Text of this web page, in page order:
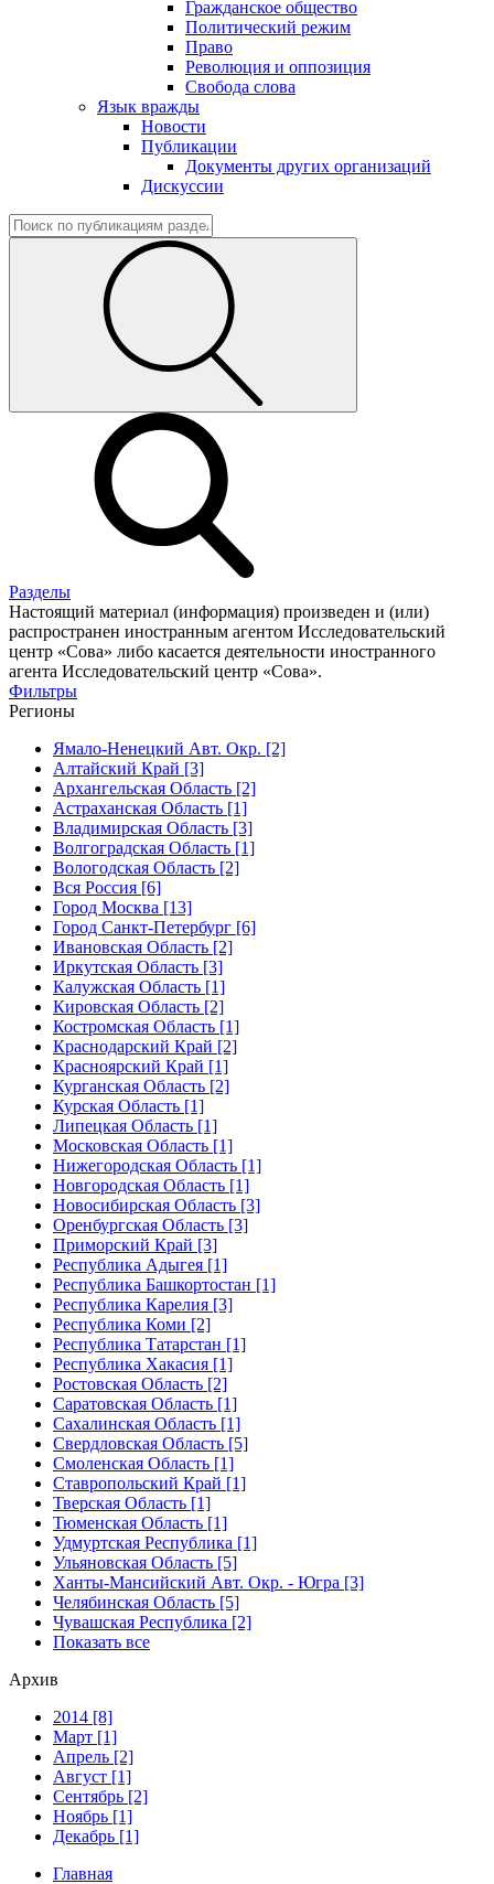
Гражданское общество
Политический режим
Право
Революция и оппозиция
Свобода слова
Язык вражды
Новости
Публикации
Документы других организаций
Дискуссии
Разделы
Настоящий материал (информация) произведен и (или)
распространен иностранным агентом Исследовательский
центр «Сова» либо касается деятельности иностранного
агента Исследовательский центр «Сова».
Фильтры
Регионы
Ямало-Ненецкий Авт. Окр. [2]
Алтайский Край [3]
Архангельская Область [2]
Астраханская Область [1]
Владимирская Область [3]
Волгоградская Область [1]
Вологодская Область [2]
Вся Россия [6]
Город Москва [13]
Город Санкт-Петербург [6]
Ивановская Область [2]
Иркутская Область [3]
Калужская Область [1]
Кировская Область [2]
Костромская Область [1]
Краснодарский Край [2]
Красноярский Край [1]
Курганская Область [2]
Курская Область [1]
Липецкая Область [1]
Московская Область [1]
Нижегородская Область [1]
Новгородская Область [1]
Новосибирская Область [3]
Оренбургская Область [3]
Приморский Край [3]
Республика Адыгея [1]
Республика Башкортостан [1]
Республика Карелия [3]
Республика Коми [2]
Республика Татарстан [1]
Республика Хакасия [1]
Ростовская Область [2]
Саратовская Область [1]
Сахалинская Область [1]
Свердловская Область [5]
Смоленская Область [1]
Ставропольский Край [1]
Тверская Область [1]
Тюменская Область [1]
Удмуртская Республика [1]
Ульяновская Область [5]
Ханты-Мансийский Авт. Окр. - Югра [3]
Челябинская Область [5]
Чувашская Республика [2]
Показать все
Архив
2014 [8]
Март [1]
Апрель [2]
Август [1]
Сентябрь [2]
Ноябрь [1]
Декабрь [1]
Главная